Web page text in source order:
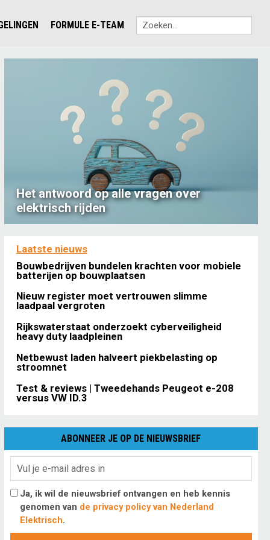
FORMULE E-TEAM
Het antwoord op alle vragen over
elektrisch rijden
Laatste nieuws
Bouwbedrijven bundelen krachten voor mobiele
batterijen op bouwplaatsen
Nieuw register moet vertrouwen slimme
laadpaal vergroten
Rijkswaterstaat onderzoekt cyberveiligheid
heavy duty laadpleinen
Netbewust laden halveert piekbelasting op
stroomnet
Test & reviews | Tweedehands Peugeot e-208
versus VW ID.3
ABONNEER JE OP DE NIEUWSBRIEF
Ja, ik wil de nieuwsbrief ontvangen en heb kennis
genomen van de privacy policy van Nederland
Elektrisch.